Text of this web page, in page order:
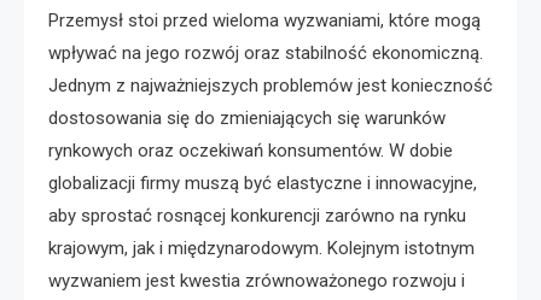
Przemysł stoi przed wieloma wyzwaniami, które mogą
wpływać na jego rozwój oraz stabilność ekonomiczną.
Jednym z najważniejszych problemów jest konieczność
dostosowania się do zmieniających się warunków
rynkowych oraz oczekiwań konsumentów. W dobie
globalizacji firmy muszą być elastyczne i innowacyjne,
aby sprostać rosnącej konkurencji zarówno na rynku
krajowym, jak i międzynarodowym. Kolejnym istotnym
wyzwaniem jest kwestia zrównoważonego rozwoju i